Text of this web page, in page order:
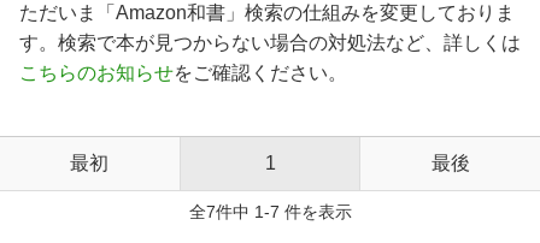
ただいま「Amazon和書」検索の仕組みを変更しておりま
す。検索で本が見つからない場合の対処法など、詳しくは
こちらのお知らせをご確認ください。
最初 1 最後
全7件中 1-7 件を表示